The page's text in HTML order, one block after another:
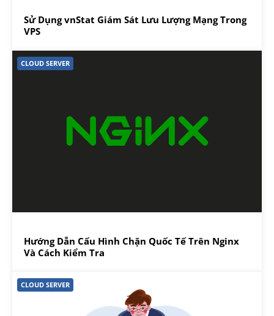
Sử Dụng vnStat Giám Sát Lưu Lượng Mạng Trong
VPS
CLOUD SERVER
Hướng Dẫn Cấu Hình Chặn Quốc Tế Trên Nginx
Và Cách Kiểm Tra
CLOUD SERVER